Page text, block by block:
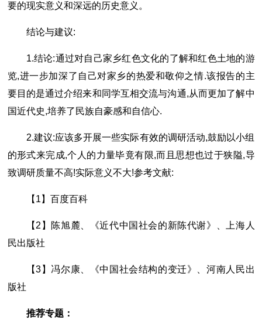
要的现实意义和深远的历史意义。
结论与建议:
1.结论:通过对自己家乡红色文化的了解和红色土地的游
览,进一步加深了自己对家乡的热爱和敬仰之情.该报告的主
要目的是通过介绍来和同学互相交流与沟通,从而更加了解中
国近代史,培养了民族自豪感和自信心.
2.建议:应该多开展一些实际有效的调研活动,鼓励以小组
的形式来完成,个人的力量毕竟有限,而且思想也过于狭隘,导
致调研质量不高!实际意义不大!参考文献:
【1】百度百科
【2】陈旭麓、《近代中国社会的新陈代谢》、上海人
民出版社
【3】冯尔康、《中国社会结构的变迁》、河南人民出
版社
推荐专题：